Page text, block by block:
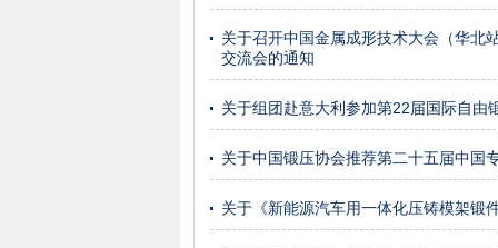
关于召开中国金属成形技术大会（华北
交流会的通知
关于组团赴意大利参加第22届国际自由
关于中国锻压协会推荐第二十五届中国
关于《新能源汽车用一体化压铸模架锻